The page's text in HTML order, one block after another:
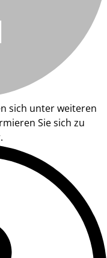
sich unter weiteren
Sie sich zu